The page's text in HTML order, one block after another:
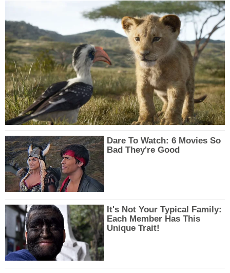
Dare To Watch: 6 Movies So
Bad They're Good
It's Not Your Typical Family:
Each Member Has This
Unique Trait!